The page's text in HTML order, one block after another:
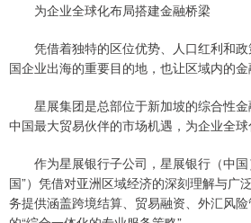
为企业全球化布局搭建金融桥梁
凭借着独特的区位优势、人口红利和政
国企业出海的重要目的地，也让区域内的金
星展集团是总部位于新加坡的综合性金
中国最大贸易伙伴的市场机遇，为企业全球
作为星展银行子公司，星展银行（中国
国”）凭借对亚洲区域经济的深刻理解与广
务提供涵盖跨境结算、贸易融资、外汇风